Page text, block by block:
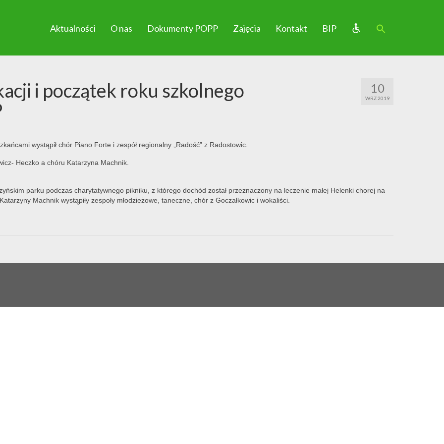
Aktualności O nas Dokumenty POPP Zajęcia Kontakt BIP
10
WRZ 2019
i początek roku szkolnego
wystąpił chór Piano Forte i zespół regionalny „Radość” z Radostowic.
Heczko a chóru Katarzyna Machnik.
parku podczas charytatywnego pikniku, z którego dochód został przeznaczony na leczenie małej Helenki chorej na
Machnik wystąpiły zespoły młodzieżowe, taneczne, chór z Goczałkowic i wokaliści.